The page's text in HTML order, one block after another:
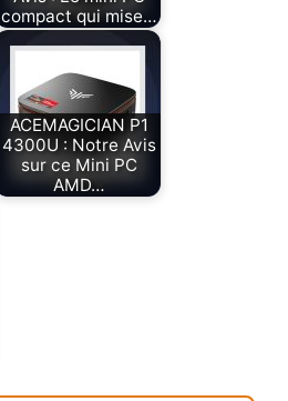
compact qui mise…
ACEMAGICIAN P1
4300U : Notre Avis
sur ce Mini PC
AMD…